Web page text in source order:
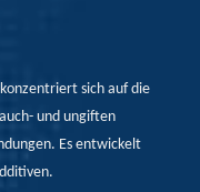
sich auf die
und ungiften
Es entwickelt